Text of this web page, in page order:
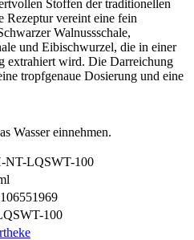
Stoffen der traditionellen
Rezeptur vereint eine fein
Walnussschale,
und Eibischwurzel, die in einer
extrahiert wird. Die Darreichung
tropfgenaue Dosierung und eine
Wasser einnehmen.
NT-LQSWT-100
100